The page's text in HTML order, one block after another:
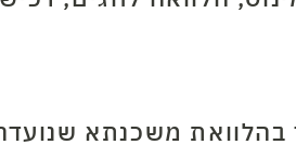
בהלוואת משכנתא